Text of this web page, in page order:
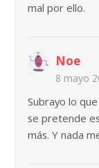
mal por ello.
Noe
8 mayo
Subrayo lo
se pretende
más. Y nada